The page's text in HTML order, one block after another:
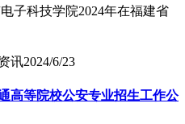
子科技学院2024年在福建省
讯2024/6/23
高等院校公安专业招生工作公